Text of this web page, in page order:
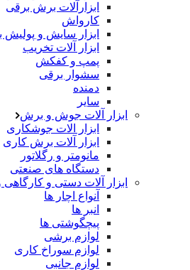
ابزارآلات برش برقی
کارواش
ابزار سایش و پولیش
ابزار آلات تخریب
پمپ و کفکش
سشوار برقی
دمنده
سایر
ابزار آلات جوش و برش
ابزار الات جوشکاری
ابزار آلات برش کاری
مانومتر و رگلاتور
دستگاه های صنعتی
ابزار آلات دستی و کارگاهی
آنواع اچار ها
انبر ها
پیچگوشتی ها
لوازم برشی
لوازم سوراخ کاری
لوازم جانبی